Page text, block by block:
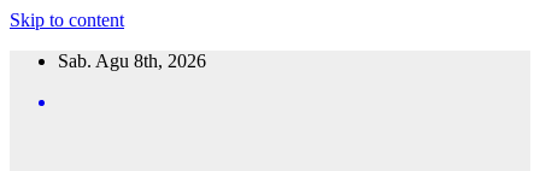
Skip to content
Sab. Agu 8th, 2026